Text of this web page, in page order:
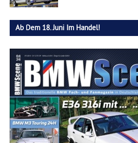
Ab Dem 18. Juni Im Handel!